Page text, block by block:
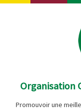
Aller
Organisation
Promouvoir une